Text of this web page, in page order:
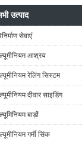
उत्पाद
सेवाएं
आश्रय
रेलिंग सिस्टम
दीवार साइडिंग
बाड़ों
गर्मी सिंक